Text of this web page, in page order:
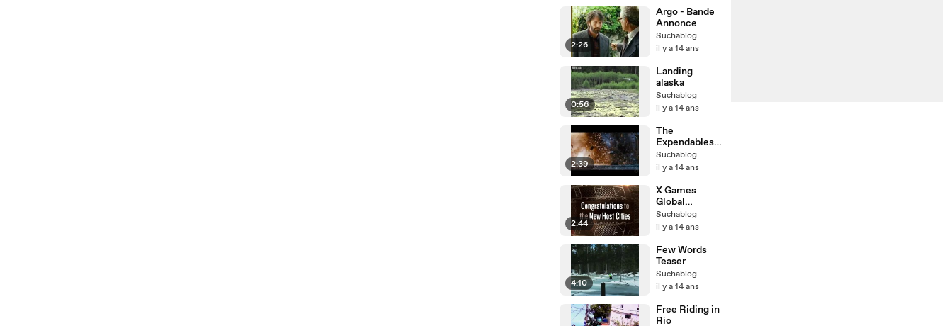
2:26
Argo - Bande
Annonce
Suchablog
il y a 14 ans
0:56
Landing
alaska
Suchablog
il y a 14 ans
2:39
The
Expendables 2
Trailer
Suchablog
il y a 14 ans
2:44
X Games
Global
Expansion
Announceme
Suchablog
il y a 14 ans
4:10
Few Words
Teaser
Suchablog
il y a 14 ans
Free Riding in
Rio